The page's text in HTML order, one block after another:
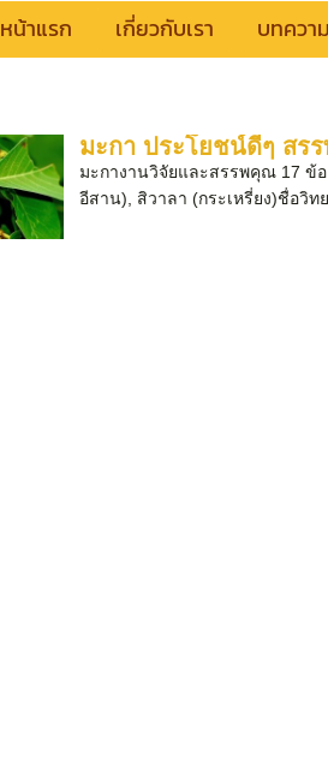
หน้าแรก เกี่ยวกับเรา บทควา
มะกา ประโยชน์ดีๆ สร
มะกางานวิจัยและสรรพคุณ 17 ข้
อีสาน), สิวาลา (กระเหรี่ยง)ชื่อวิท